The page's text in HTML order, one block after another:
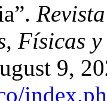
Físicas
9,